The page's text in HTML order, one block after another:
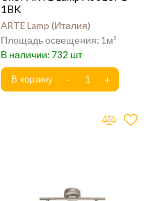
1BK
ARTE Lamp Италия
1
732